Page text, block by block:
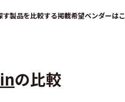
す製品を比較する掲載希望ベンダーは
の比較